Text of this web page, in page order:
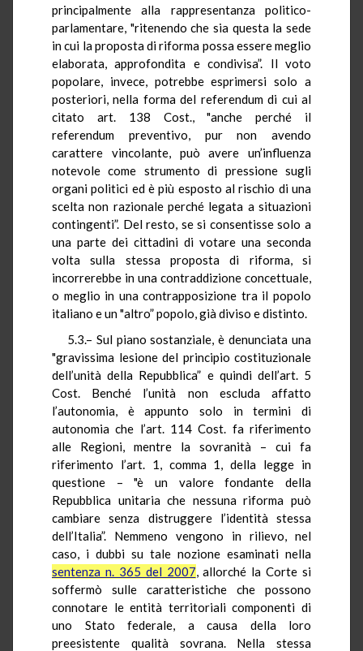
principalmente alla rappresentanza politico-
parlamentare, "ritenendo che sia questa la sede
in cui la proposta di riforma possa essere meglio
elaborata, approfondita e condivisa”. Il voto
popolare, invece, potrebbe esprimersi solo a
posteriori, nella forma del referendum di cui al
citato art. 138 Cost., "anche perché il
referendum preventivo, pur non avendo
carattere vincolante, può avere un’influenza
notevole come strumento di pressione sugli
organi politici ed è più esposto al rischio di una
scelta non razionale perché legata a situazioni
contingenti”. Del resto, se si consentisse solo a
una parte dei cittadini di votare una seconda
volta sulla stessa proposta di riforma, si
incorrerebbe in una contraddizione concettuale,
o meglio in una contrapposizione tra il popolo
italiano e un "altro” popolo, già diviso e distinto.
5.3.– Sul piano sostanziale, è denunciata una
"gravissima lesione del principio costituzionale
dell’unità della Repubblica” e quindi dell’art. 5
Cost. Benché l’unità non escluda affatto
l’autonomia, è appunto solo in termini di
autonomia che l’art. 114 Cost. fa riferimento
alle Regioni, mentre la sovranità – cui fa
riferimento l’art. 1, comma 1, della legge in
questione – "è un valore fondante della
Repubblica unitaria che nessuna riforma può
cambiare senza distruggere l’identità stessa
dell’Italia”. Nemmeno vengono in rilievo, nel
caso, i dubbi su tale nozione esaminati nella
sentenza n. 365 del 2007, allorché la Corte si
soffermò sulle caratteristiche che possono
connotare le entità territoriali componenti di
uno Stato federale, a causa della loro
preesistente qualità sovrana. Nella stessa